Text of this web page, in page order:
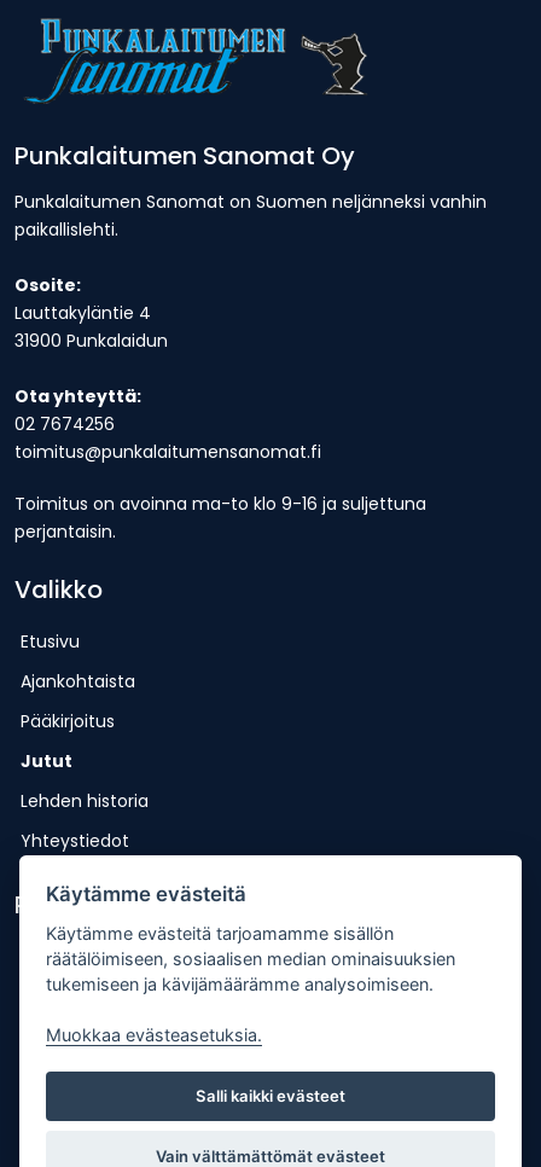
Punkalaitumen Sanomat Oy
Punkalaitumen Sanomat on Suomen neljänneksi vanhin
paikallislehti.
Osoite:
Lauttakyläntie 4
31900 Punkalaidun
Ota yhteyttä:
02 7674256
toimitus@punkalaitumensanomat.fi
Toimitus on avoinna ma-to klo 9-16 ja suljettuna
perjantaisin.
Valikko
Etusivu
Ajankohtaista
Pääkirjoitus
Jutut
Lehden historia
Yhteystiedot
Pikalinkit
Lähetä uutisvinkki
Kopiointiohje
Mediakortti
Tilaa lehti
Osoitteenmuutos
Käytämme evästeitä
Käytämme evästeitä tarjoamamme sisällön
räätälöimiseen, sosiaalisen median ominaisuuksien
tukemiseen ja kävijämäärämme analysoimiseen.
Muokkaa evästeasetuksia.
Salli kaikki evästeet
Vain välttämättömät evästeet